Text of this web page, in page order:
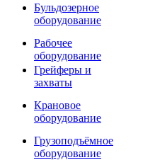
Виброрипперы
Ковши
Ковши дробильные
Сортировочные
Сортировочные
Фрезы роторные
Фрезы дисковые
Траншеекопатели
Просеивающие
Распределители
Переходные плиты
Гидроразводка
Бульдозерное
оборудование
Рабочее
оборудование
Грейферы и
захваты
Крановое
оборудование
Грузоподъёмное
оборудование